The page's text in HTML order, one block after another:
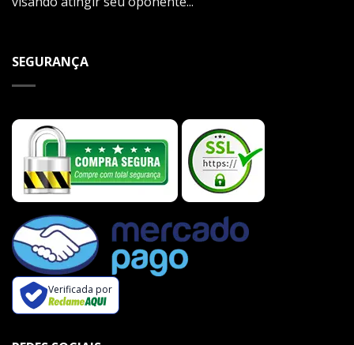
SEGURANÇA
Verificada por